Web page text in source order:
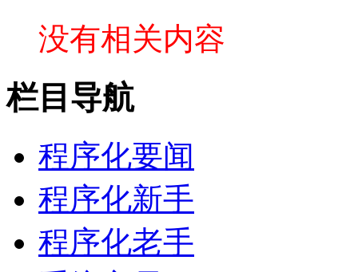
没有相关内容
栏目导航
程序化要闻
程序化新手
程序化老手